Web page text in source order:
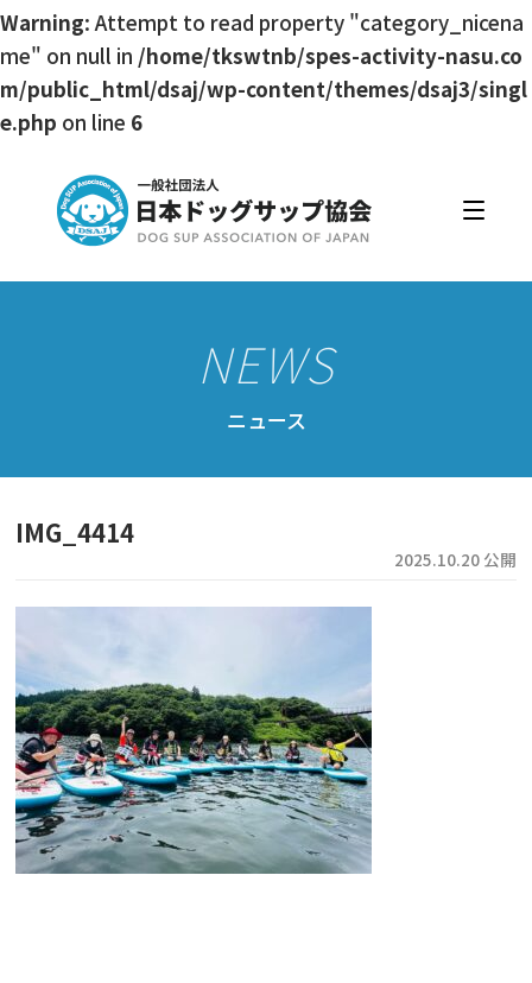
Warning: Attempt to read property "category_nicena
me" on null in /home/tkswtnb/spes-activity-nasu.co
m/public_html/dsaj/wp-content/themes/dsaj3/singl
e.php on line 6
入会・更新
公認スクール・インストラクター
資格取得・協会規約
ドッグサップをはじめよう
ニュース
フォト＆ムービー
お問い合わせ
ニュース
IMG_4414
2025.10.20 公開